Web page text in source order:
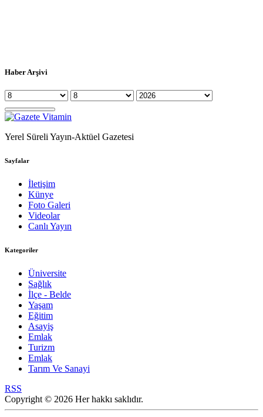
Haber Arşivi
Yerel Süreli Yayın-Aktüel Gazetesi
Sayfalar
İletişim
Künye
Foto Galeri
Videolar
Canlı Yayın
Kategoriler
Üniversite
Sağlık
İlçe - Belde
Yaşam
Eğitim
Asayiş
Emlak
Turizm
Emlak
Tarım Ve Sanayi
RSS
Copyright © 2026 Her hakkı saklıdır.